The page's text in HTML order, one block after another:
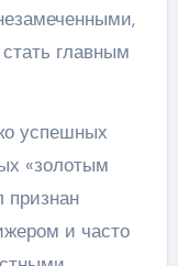
главным
успешных
«золотым
признан
и часто